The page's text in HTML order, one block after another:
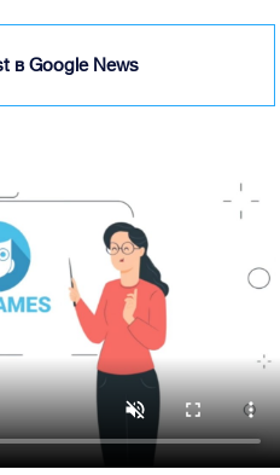
в Google News